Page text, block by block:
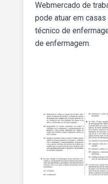
Webmercado de
pode atuar em
técnico de
de enfermagem.